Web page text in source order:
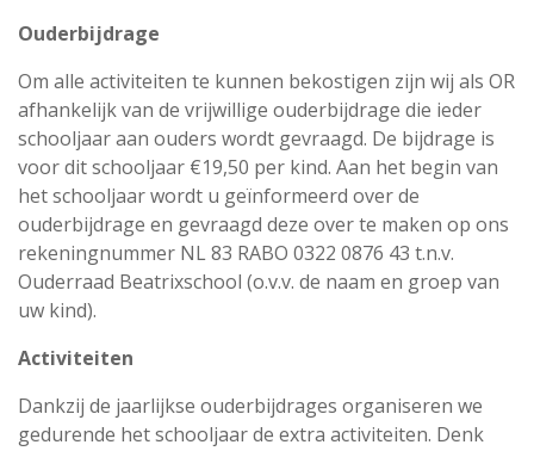
Ouderbijdrage
Om alle activiteiten te kunnen bekostigen zijn wij als OR
afhankelijk van de vrijwillige ouderbijdrage die ieder
schooljaar aan ouders wordt gevraagd. De bijdrage is
voor dit schooljaar €19,50 per kind. Aan het begin van
het schooljaar wordt u geïnformeerd over de
ouderbijdrage en gevraagd deze over te maken op ons
rekeningnummer NL 83 RABO 0322 0876 43 t.n.v.
Ouderraad Beatrixschool (o.v.v. de naam en groep van
uw kind).
Activiteiten
Dankzij de jaarlijkse ouderbijdrages organiseren we
gedurende het schooljaar de extra activiteiten. Denk